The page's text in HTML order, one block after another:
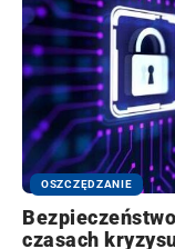
OSZCZĘDZANIE
czasach